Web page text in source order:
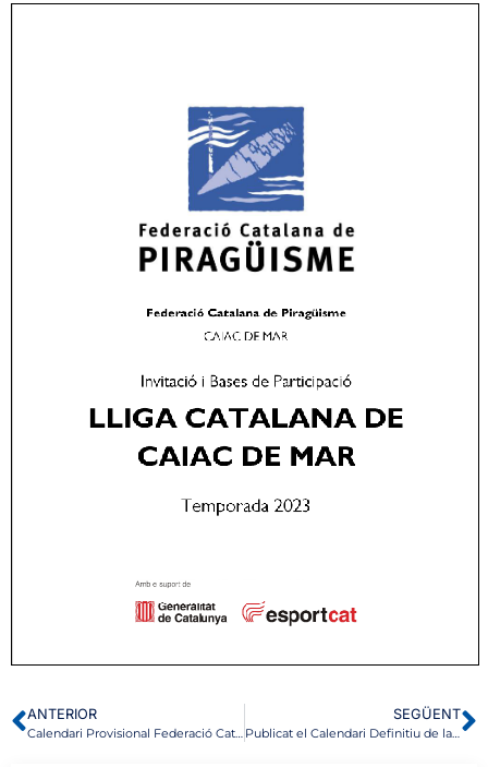
ANTERIOR SEGÜENT
Publicat el Calendari Definitiu de la Federació Catalana de Piragüisme 2023